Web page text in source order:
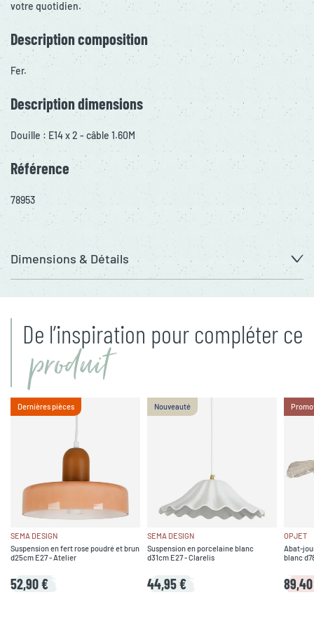
votre quotidien.
Description composition
Fer.
Description dimensions
Douille : E14 x 2 - câble 1.60M
Référence
78953
Dimensions & Détails
De l’inspiration pour compléter ce
produit
Dernières pièces
SEMA DESIGN
Suspension en fert rose poudré et brun
d25cm E27 - Atelier
52,90 €
Nouveauté
SEMA DESIGN
Suspension en porcelaine blanc
d31cm E27 - Clarelis
44,95 €
OPJET
Abat-
blanc